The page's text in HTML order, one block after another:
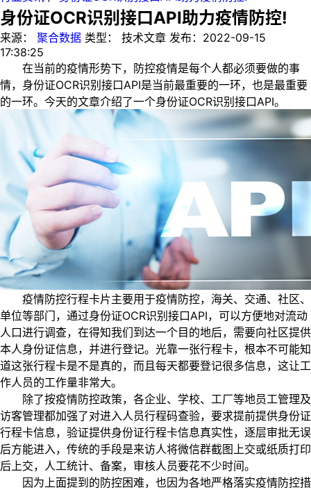
身份证OCR识别接口API助力疫情防控!
来源： 聚合数据 类型： 技术文章 发布： 2022-09-15
17:38:25
在当前的疫情形势下，防控疫情是每个人都必须要做的事
情，身份证OCR识别接口API是当前最重要的一环，也是最重要
的一环。今天的文章介绍了一个身份证OCR识别接口API。
疫情防控行程卡片主要用于疫情防控，海关、交通、社区、
单位等部门，通过身份证OCR识别接口API，可以方便地对流动
人口进行调查，在得知我们到达一个目的地后，需要向社区提供
本人身份证信息，并进行登记。光靠一张行程卡，根本不可能知
道这张行程卡是不是真的，而且每天都要登记很多信息，这让工
作人员的工作量非常大。
除了按疫情防控政策，各企业、学校、工厂等地员工管理及
访客管理都加强了对进入人员行程码查验，要求提前提供身份证
行程卡信息，验证提供身份证行程卡信息真实性，逐层审批无误
后方能进入，传统的手段是来访人将微信群截图上交或纸质打印
后上交，人工统计、备案，审核人员要花不少时间。
因为上面提到的防控困难，也因为各地严格落实疫情防控措